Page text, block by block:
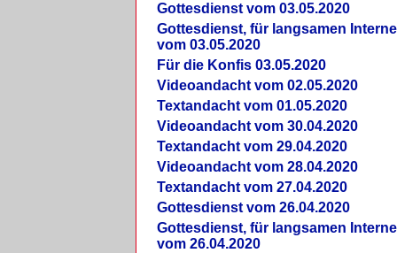
Gottesdienst vom 03.05.2020
Gottesdienst, für langsamen
vom 03.05.2020
Für die Konfis 03.05.2020
Videoandacht vom 02.05.2020
Textandacht vom 01.05.2020
Videoandacht vom 30.04.2020
Textandacht vom 29.04.2020
Videoandacht vom 28.04.2020
Textandacht vom 27.04.2020
Gottesdienst vom 26.04.2020
Gottesdienst, für langsamen
vom 26.04.2020